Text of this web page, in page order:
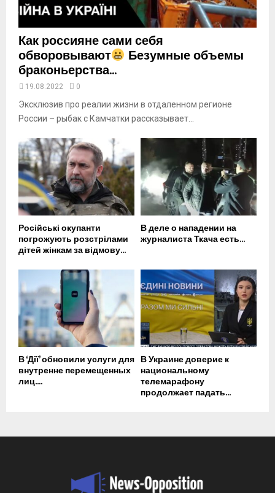
e
Как россияне сами себя
обворовывают Безумные объемы
браконьерства...
19.08.2022 0
Эксклюзив про реалии жизни в отдаленном регионе
России – рыбак с Камчатки рассказывает...
Російські окупанти
погрожують розстрілами
дітей жінкам за відмову...
В деле о нападении на
журналиста Ткача есть...
В ‘Дії’ обновили услуги для
внутренне перемещенных
лиц....
В Украине доверие к
национальному
телемарафону
продолжает падать...